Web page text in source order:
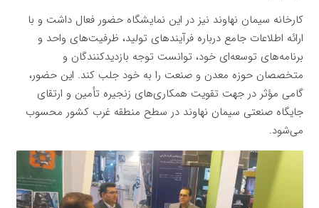
کارخانه سیمان نهاوند نیز در این نمایشگاه حضور فعال داشت و با
ارائه اطلاعات جامع درباره فرآیندهای تولید، ظرفیت‌های واحد و
برنامه‌های توسعه‌ای خود، توانست توجه بازدیدکنندگان و
متخصصان حوزه معدن و صنعت را به خود جلب کند. این حضور،
گامی مؤثر در جهت تقویت همکاری‌های زنجیره تأمین و ارتقای
جایگاه صنعتی سیمان نهاوند در سطح منطقه غرب کشور محسوب
می‌شود.